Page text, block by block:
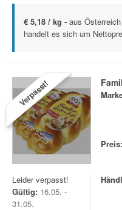
€ 5,18 / kg - aus
handelt es sich um
Verpasst!
Preis:
Leider verpasst!
Gültig: 16.05. -
31.05.